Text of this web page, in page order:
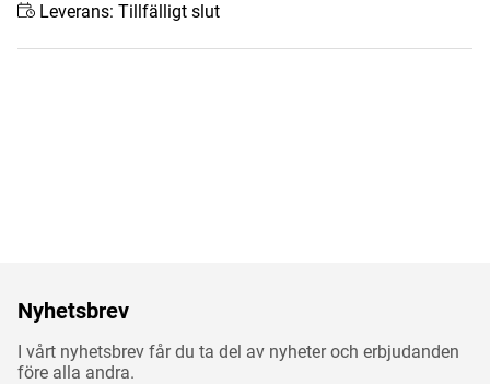
Leverans: Tillfälligt slut
Nyhetsbrev
I vårt nyhetsbrev får du ta del av nyheter och erbjudanden
före alla andra.